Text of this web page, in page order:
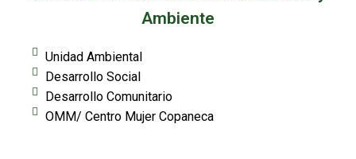
Ambiente
Unidad Ambiental
Desarrollo Social
Desarrollo Comunitario
OMM/ Centro Mujer Copaneca